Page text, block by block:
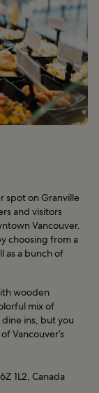
spot on Granville
and visitors
Vancouver.
choosing from a
as a bunch of
wooden
mix of
ins, but you
Vancouver’s
1L2, Canada